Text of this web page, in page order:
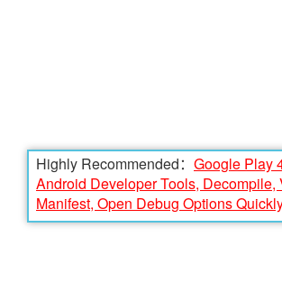
Highly Recommended： Google Play
Android Developer Tools, Decompile,
Manifest, Open Debug Options